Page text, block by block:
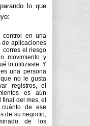
lo que
control en una
de aplicaciones
corres el riesgo
movimiento y
lo utilizaste. Y
una persona
no le gusta
registros, el
es aún
del mes, el
cuánto de ese
de su negocio,
de los